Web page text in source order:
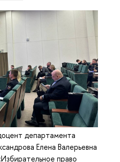
департамента
Елена Валерьевна
право